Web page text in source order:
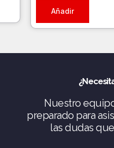
Añadir
Nuestro
preparado para
las dudas